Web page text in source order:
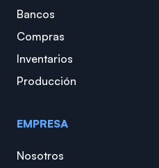
Bancos
Compras
Inventarios
Producción
EMPRESA
Nosotros